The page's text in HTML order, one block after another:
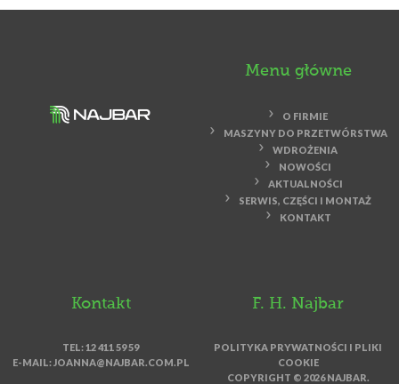
Menu główne
O FIRMIE
MASZYNY DO PRZETWÓRSTWA
WDROŻENIA
NOWOŚCI
AKTUALNOŚCI
SERWIS, CZĘŚCI I MONTAŻ
KONTAKT
Kontakt
TEL: 12 411 59 59
E-MAIL:JOANNA@NAJBAR.COM.PL
F. H. Najbar
POLITYKA PRYWATNOŚCI I PLIKI
COOKIE
COPYRIGHT © 2026 NAJBAR.